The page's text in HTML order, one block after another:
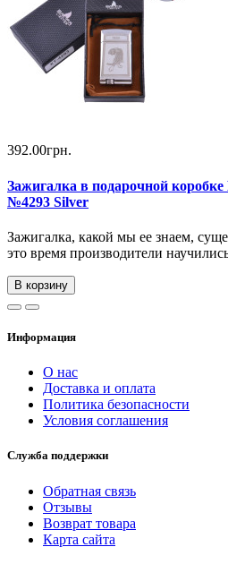
392.00грн.
Зажигалка в подарочной
№4293 Silver
Зажигалка, какой мы ее знаем,
это время производители
В корзину
Информация
О нас
Доставка и оплата
Политика безопасности
Условия соглашения
Служба поддержки
Обратная связь
Отзывы
Возврат товара
Карта сайта